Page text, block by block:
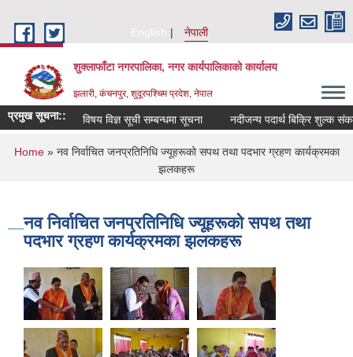
English
नेपाली
शुक्लाफाँटा नगरपालिका, नगर कार्यपालिकाको कार्यालय
झलारी, कंचनपुर, शुदूरपश्चिम प्रदेश, नेपाल
प्रमुख सूचना:: विषय विज्ञ सूची सम्बन्धमा सूचना नदीजन्य पदार्थ बिक्रि शुल्क
You are here
Home» नव निर्वाचित जनप्रतिनिधि ज्यूहरूको सपथ तथा पदभार ग्रहण कार्यक्रमका
झलकहरू
नव निर्वाचित जनप्रतिनिधि ज्यूहरूको सपथ तथा
पदभार ग्रहण कार्यक्रमका झलकहरू